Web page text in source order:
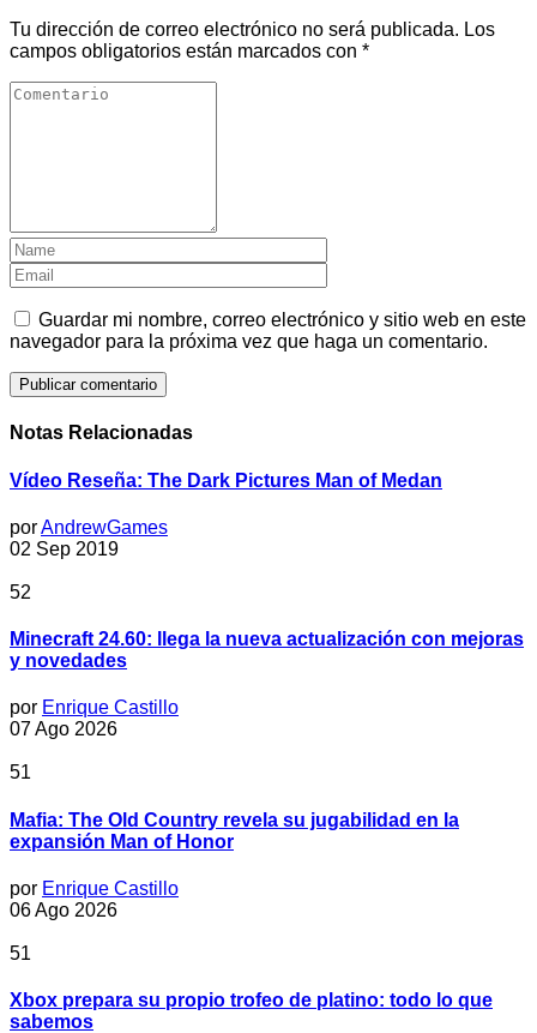
Tu dirección de correo electrónico no será publicada. Los
campos obligatorios están marcados con *
Guardar mi nombre, correo electrónico y sitio web en este
navegador para la próxima vez que haga un comentario.
Notas Relacionadas
Vídeo Reseña: The Dark Pictures Man of Medan
porAndrewGames
02 Sep 2019
52
Minecraft 24.60: llega la nueva actualización con mejoras
y novedades
por Enrique Castillo
07 Ago 2026
51
Mafia: The Old Country revela su jugabilidad en la
expansión Man of Honor
por Enrique Castillo
06 Ago 2026
51
Xbox prepara su propio trofeo de platino: todo lo que
sabemos